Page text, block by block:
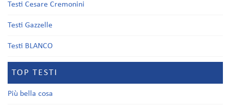
Testi Cesare Cremonini
Testi Gazzelle
Testi BLANCO
TOP TESTI
Più bella cosa